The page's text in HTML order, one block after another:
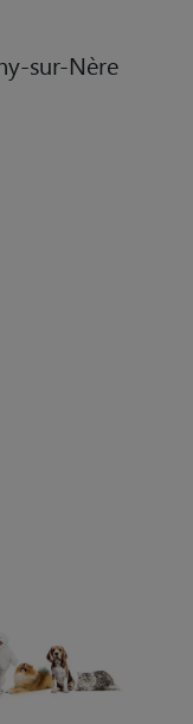
sur-Nère